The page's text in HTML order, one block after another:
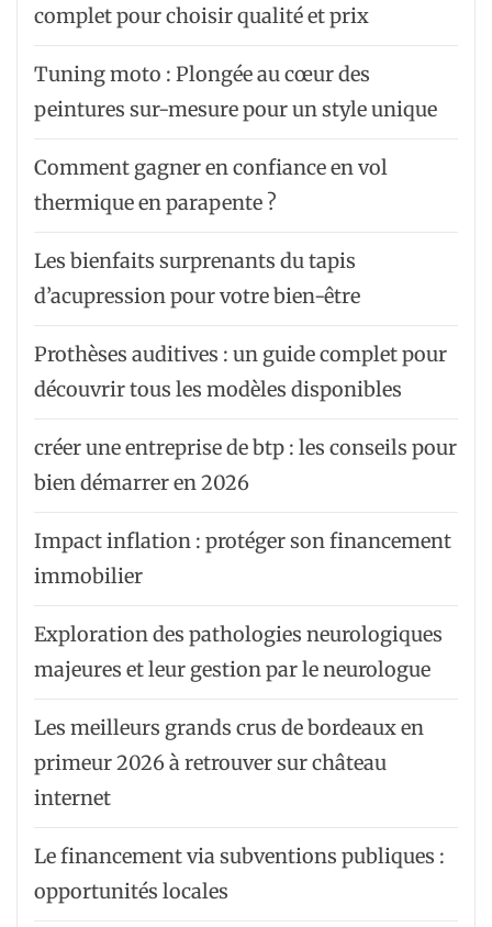
complet pour choisir qualité et prix
Tuning moto : Plongée au cœur des
peintures sur-mesure pour un style unique
Comment gagner en confiance en vol
thermique en parapente ?
Les bienfaits surprenants du tapis
d’acupression pour votre bien-être
Prothèses auditives : un guide complet pour
découvrir tous les modèles disponibles
créer une entreprise de btp : les conseils pour
bien démarrer en 2026
Impact inflation : protéger son financement
immobilier
Exploration des pathologies neurologiques
majeures et leur gestion par le neurologue
Les meilleurs grands crus de bordeaux en
primeur 2026 à retrouver sur château
internet
Le financement via subventions publiques :
opportunités locales